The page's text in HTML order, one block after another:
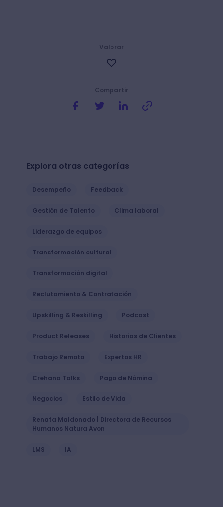
Compartir
Valorar
Explora otras categorías
Desempeño Feedback
Gestión de Talento Clima laboral
Liderazgo de equipos
Transformación cultural
Transformación digital
Reclutamiento & Contratación
Upskilling & Reskilling Podcast
Product Releases Historias de Clientes
Trabajo Remoto Expertos HR
Crehana Talks Pago de Nómina
Negocios Estilo de Vida
Renata Maldonado | Directora de Recursos
Humanos Natura Avon
LMS IA